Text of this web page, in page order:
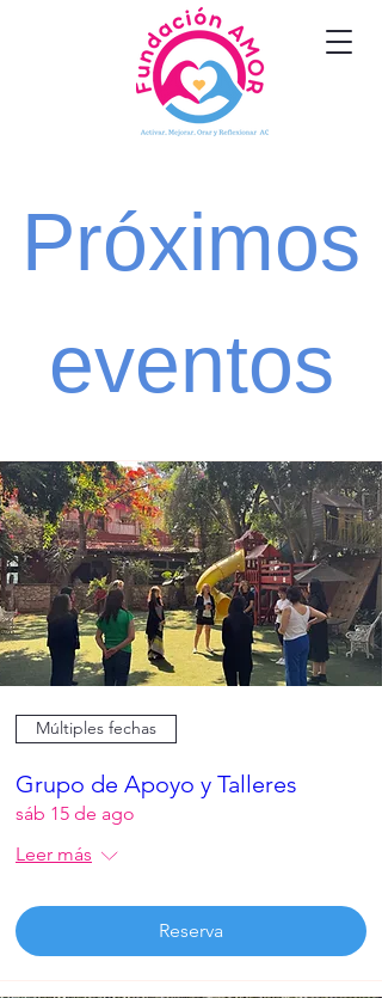
Próximos
eventos
Múltiples fechas
Grupo de Apoyo y Talleres
sáb 15 de ago
Leer más
Reserva